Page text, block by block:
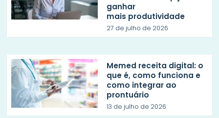
ganhar
mais produtividade
27 de julho de 2026
Memed receita digital: o
que é, como funciona e
como integrar ao
prontuário
13 de julho de 2026